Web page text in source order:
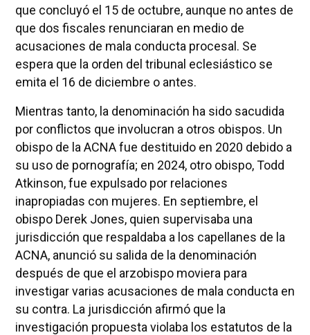
que concluyó el 15 de octubre, aunque no antes de
que dos fiscales renunciaran en medio de
acusaciones de mala conducta procesal. Se
espera que la orden del tribunal eclesiástico se
emita el 16 de diciembre o antes.
Mientras tanto, la denominación ha sido sacudida
por conflictos que involucran a otros obispos. Un
obispo de la ACNA fue destituido en 2020 debido a
su uso de pornografía; en 2024, otro obispo, Todd
Atkinson, fue expulsado por relaciones
inapropiadas con mujeres. En septiembre, el
obispo Derek Jones, quien supervisaba una
jurisdicción que respaldaba a los capellanes de la
ACNA, anunció su salida de la denominación
después de que el arzobispo moviera para
investigar varias acusaciones de mala conducta en
su contra. La jurisdicción afirmó que la
investigación propuesta violaba los estatutos de la